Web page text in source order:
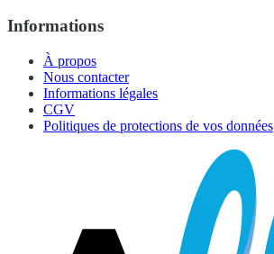
Informations
À propos
Nous contacter
Informations légales
CGV
Politiques de protections de vos données